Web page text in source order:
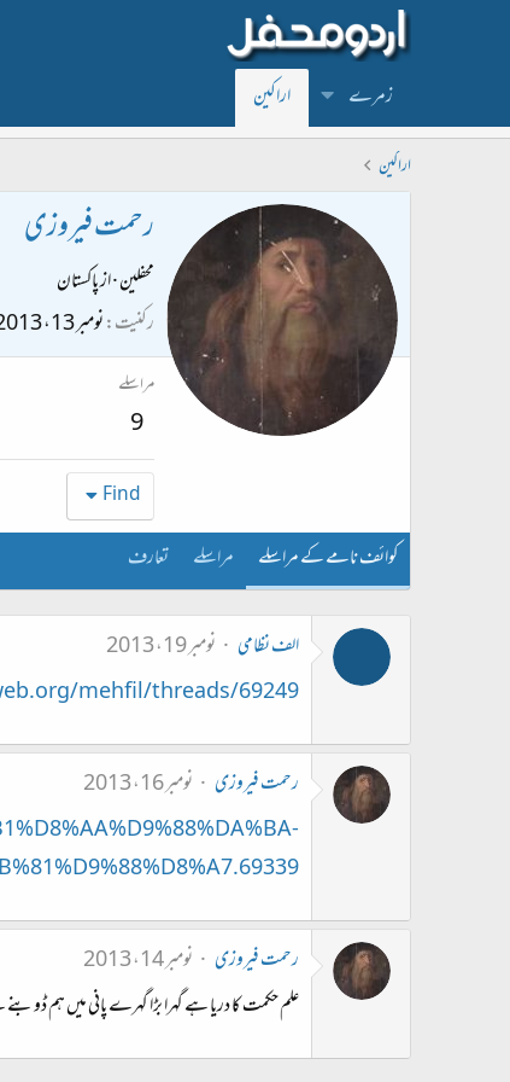
زمرے اراکین
اراکین
رحمت فیروزی
محفلین·ازپاکستان
رکنیت نومبر 13، 2013
مراسلے
9
Find
کوائف نامے کے مراسلے مراسلے تعارف
الف نظامی
نومبر 19، 2013
mehfil/threads/69249/
رحمت فیروزی
نومبر 16، 2013
رحمت فیروزی
نومبر 14، 2013
علم حکمت کا دریا ہے گہرا بڑا گہرے پانی میں ہم